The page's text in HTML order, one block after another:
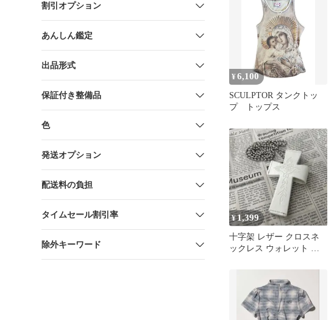
割引オプション
あんしん鑑定
出品形式
保証付き整備品
色
発送オプション
配送料の負担
タイムセール割引率
除外キーワード
¥6,100
SCULPTOR タンクトッ
プ トップス
¥1,399
十字架 レザー クロスネ
ックレス ウォレット ホ